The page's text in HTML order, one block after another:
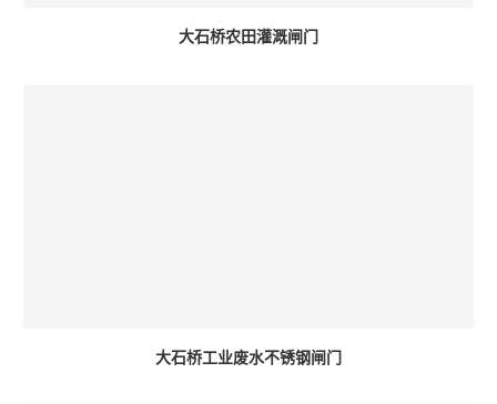
大石桥农田灌溉闸门
大石桥工业废水不锈钢闸门